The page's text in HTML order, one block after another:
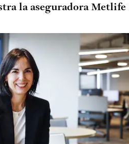
la aseguradora Metlife